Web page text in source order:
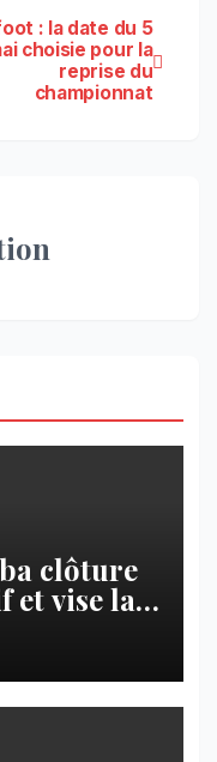
: la date du 5
choisie pour la
reprise du
championnat
clôture
et vise la
2026-